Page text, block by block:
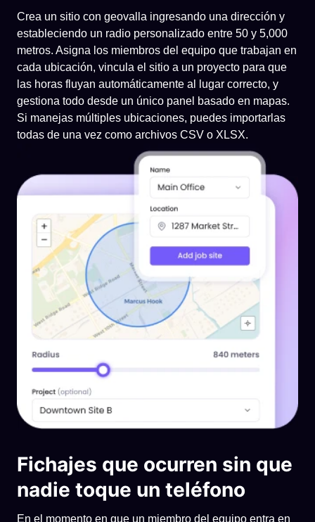
Crea un sitio con geovalla ingresando una dirección y
estableciendo un radio personalizado entre 50 y 5,000
metros. Asigna los miembros del equipo que trabajan en
cada ubicación, vincula el sitio a un proyecto para que
las horas fluyan automáticamente al lugar correcto, y
gestiona todo desde un único panel basado en mapas.
Si manejas múltiples ubicaciones, puedes importarlas
todas de una vez como archivos CSV o XLSX.
Fichajes que ocurren sin que
nadie toque un teléfono
En el momento en que un miembro del equipo entra en